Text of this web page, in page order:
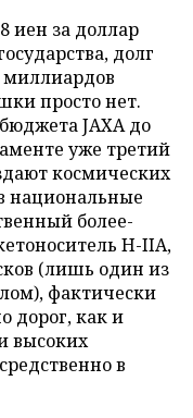
иен за доллар
долг
миллиардов
просто нет.
JAXA до
уже третий
космических
национальные
более-
H-IIA,
(лишь один из
фактически
дорог, как и
высоких
в